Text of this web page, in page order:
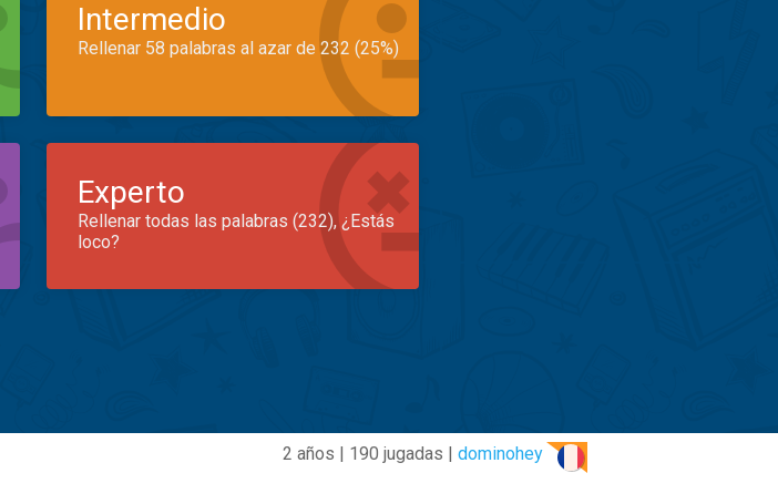
Intermedio
Rellenar 58 palabras al azar de 232 (25%)
Experto
Rellenar todas las palabras (232), ¿Estás
loco?
2 años | 190 jugadas | dominohey